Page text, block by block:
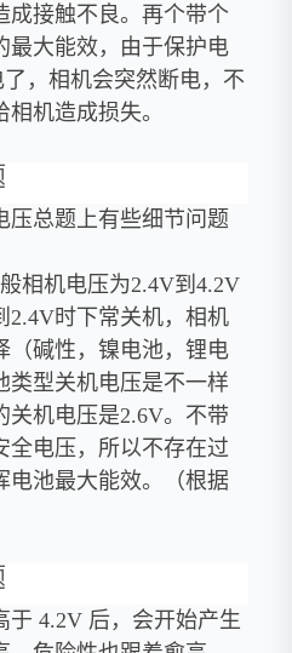
成接触不良。再个带个
最大能效，由于保护电
，相机会突然断电，不
机造成损失。
压总题上有些细节问题
相机电压为2.4V到4.2V
2.4V时下常关机，相机
（碱性，镍电池，锂电
类型关机电压是不一样
关机电压是2.6V。不带
全电压，所以不存在过
电池最大能效。（根据
于 4.2V 后，会开始产生